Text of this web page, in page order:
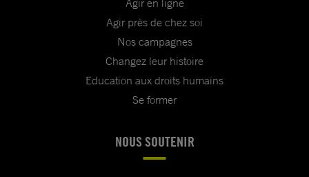
Agir près de chez soi
Nos campagnes
Changez leur histoire
Education aux droits humains
Se former
NOUS SOUTENIR